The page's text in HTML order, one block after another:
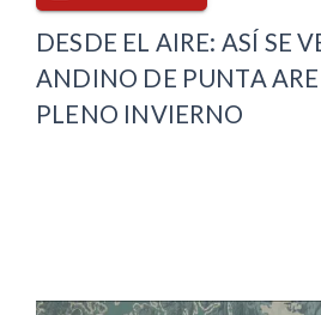
DESDE EL AIRE: ASÍ SE
ANDINO DE PUNTA
PLENO INVIERNO